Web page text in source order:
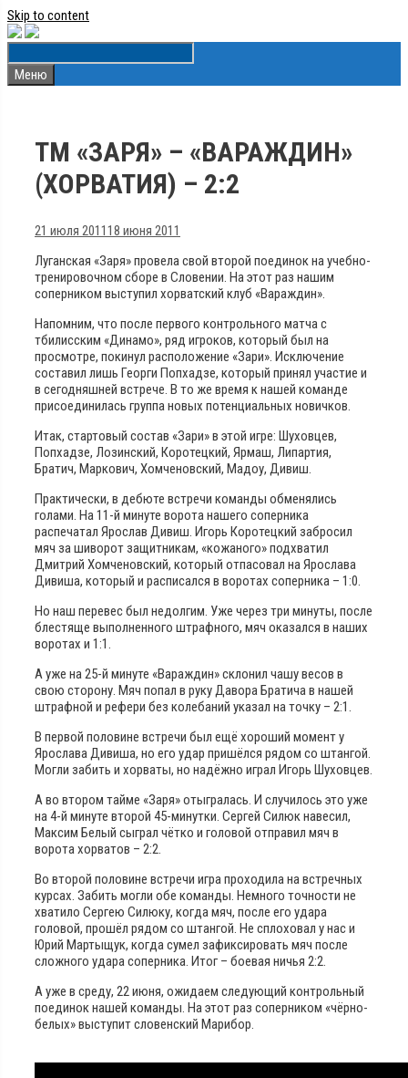
Skip to content
Меню
ТМ «ЗАРЯ» – «ВАРАЖДИН»
(ХОРВАТИЯ) – 2:2
21 июля 201118 июня 2011
Луганская «Заря» провела свой второй поединок на учебно-
тренировочном сборе в Словении. На этот раз нашим
соперником выступил хорватский клуб «Вараждин».
Напомним, что после первого контрольного матча с
тбилисским «Динамо», ряд игроков, который был на
просмотре, покинул расположение «Зари». Исключение
составил лишь Георги Попхадзе, который принял участие и
в сегодняшней встрече. В то же время к нашей команде
присоединилась группа новых потенциальных новичков.
Итак, стартовый состав «Зари» в этой игре: Шуховцев,
Попхадзе, Лозинский, Коротецкий, Ярмаш, Липартия,
Братич, Маркович, Хомченовский, Мадоу, Дивиш.
Практически, в дебюте встречи команды обменялись
голами. На 11-й минуте ворота нашего соперника
распечатал Ярослав Дивиш. Игорь Коротецкий забросил
мяч за шиворот защитникам, «кожаного» подхватил
Дмитрий Хомченовский, который отпасовал на Ярослава
Дивиша, который и расписался в воротах соперника – 1:0.
Но наш перевес был недолгим. Уже через три минуты, после
блестяще выполненного штрафного, мяч оказался в наших
воротах и 1:1.
А уже на 25-й минуте «Вараждин» склонил чашу весов в
свою сторону. Мяч попал в руку Давора Братича в нашей
штрафной и рефери без колебаний указал на точку – 2:1.
В первой половине встречи был ещё хороший момент у
Ярослава Дивиша, но его удар пришёлся рядом со штангой.
Могли забить и хорваты, но надёжно играл Игорь Шуховцев.
А во втором тайме «Заря» отыгралась. И случилось это уже
на 4-й минуте второй 45-минутки. Сергей Силюк навесил,
Максим Белый сыграл чётко и головой отправил мяч в
ворота хорватов – 2:2.
Во второй половине встречи игра проходила на встречных
курсах. Забить могли обе команды. Немного точности не
хватило Сергею Силюку, когда мяч, после его удара
головой, прошёл рядом со штангой. Не сплоховал у нас и
Юрий Мартыщук, когда сумел зафиксировать мяч после
сложного удара соперника. Итог – боевая ничья 2:2.
А уже в среду, 22 июня, ожидаем следующий контрольный
поединок нашей команды. На этот раз соперником «чёрно-
белых» выступит словенский Марибор.